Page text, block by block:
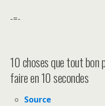
-=-
10 choses que tout
faire en 10 secondes
Source